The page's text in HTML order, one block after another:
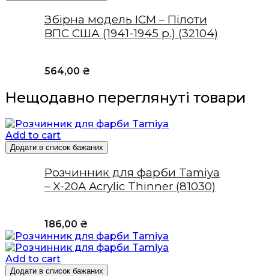
Збірна модель ICM – Пілоти
ВПС США (1941-1945 р.) (32104)
564,00 ₴
Нещодавно переглянуті товари
Add to cart
Додати в список бажаних
Розчинник для фарби Tamiya
– X-20A Acrylic Thinner (81030)
186,00 ₴
Add to cart
Додати в список бажаних